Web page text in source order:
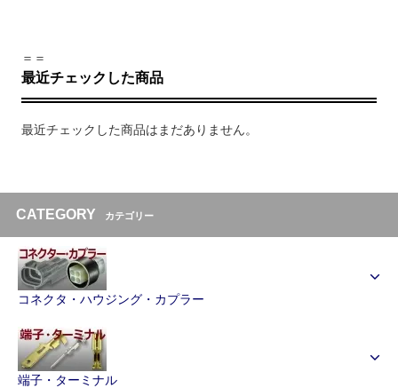
＝＝
最近チェックした商品
最近チェックした商品はまだありません。
CATEGORY カテゴリー
コネクタ・ハウジング・カプラー
端子・ターミナル